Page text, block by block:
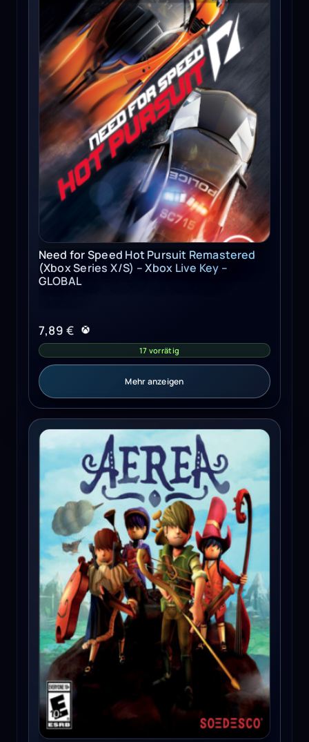
Need for Speed Hot Pursuit Remastered
(Xbox Series X/S) – Xbox Live Key –
GLOBAL
7,89 €
17 vorrätig
Mehr anzeigen
AereA Steam Key GLOBAL